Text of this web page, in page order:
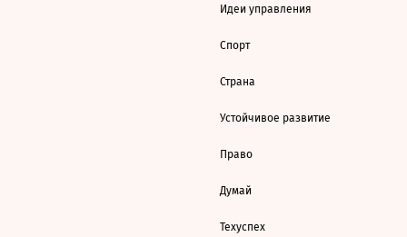
Идеи управления
Спорт
Страна
Устойчивое развитие
Право
Думай
Техуспех